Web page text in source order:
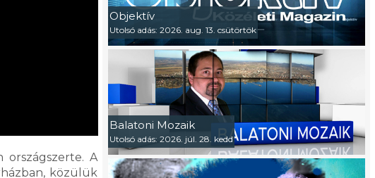
A
közülük
Objektív
Utolsó adás: 2026. aug. 13. csütörtök
Balatoni Mozaik
Utolsó adás: 2026. júl. 28. kedd